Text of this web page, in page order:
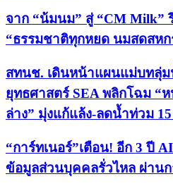
จาก “น้มนม” สู่ “CM
“ธรรมชาติทุกหยด นมสดสห
สทนช. เดินหน้าแผนแม่บทลุ่
ยุทธศาสตร์ SEA พลิกโฉม “
ล่าง” มุ่งแก้แล้ง-ลดน้ำท่วม
“การ์ทเนอร์”เตือน! อีก 3 ปี
ข้อมูลส่วนบุคคลรั่วไหล ผ่านก